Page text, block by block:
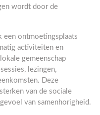
wordt door de
een ontmoetingsplaats
activiteiten en
gemeenschap
lezingen,
Deze
van de sociale
van samenhorigheid.